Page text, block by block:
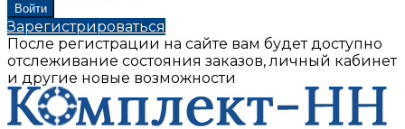
Зарегистрироваться
После регистрации на сайте вам будет доступно
отслеживание состояния заказов, личный кабинет
и другие новые возможности